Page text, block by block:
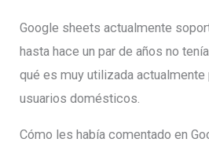
Google sheets actualmente
hasta hace un par de años no
qué es muy utilizada
usuarios domésticos.
Cómo les había comentado en